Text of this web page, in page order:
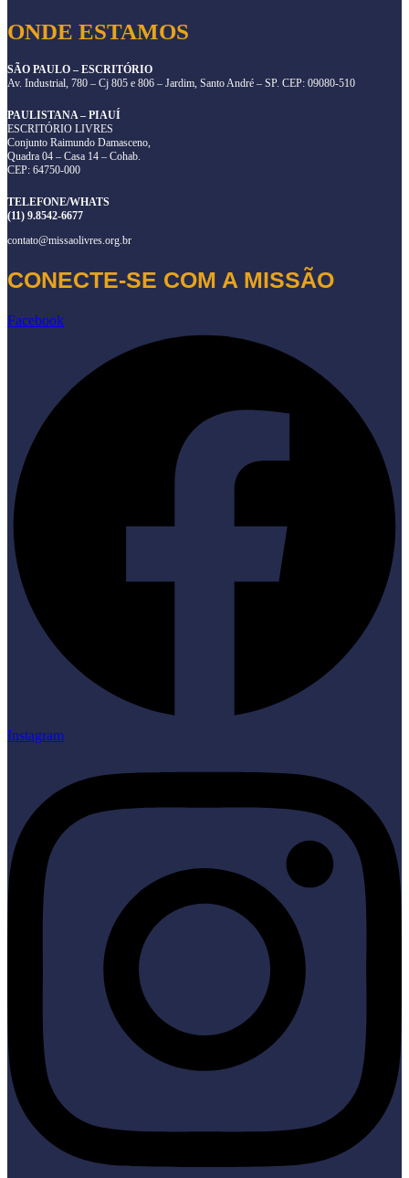
ONDE ESTAMOS
SÃO PAULO – ESCRITÓRIO
Av. Industrial, 780 – Cj 805 e 806 – Jardim, Santo André – SP. CEP: 09080-510
PAULISTANA – PIAUÍ
ESCRITÓRIO LIVRES
Conjunto Raimundo Damasceno,
Quadra 04 – Casa 14 – Cohab.
CEP: 64750-000
TELEFONE/WHATS
(11) 9.8542-6677
contato@missaolivres.org.br
CONECTE-SE COM A MISSÃO
Facebook
Instagram